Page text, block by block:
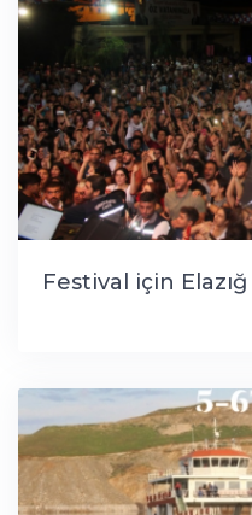
Festival için